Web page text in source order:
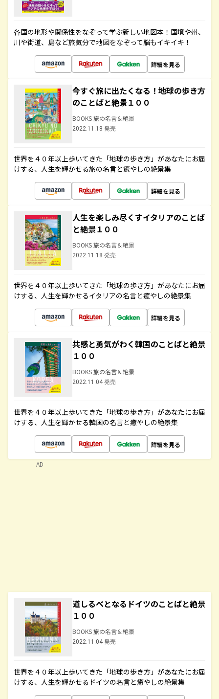
各国の地形や関係性をなぞって学ぶ新しい地図本！国境や州、
川や街道、島など旅気分で地図をなぞって脳もイキイキ！
詳細を見る
今すぐ旅に出たくなる！地球の歩き方
のことばと絶景１００
BOOKS 旅の名言＆絶景
2022.11.18 発売
世界を４０年以上歩いてきた「地球の歩き方」があなたにお届
けする、人生を輝かせる旅の名言と癒やしの絶景集
詳細を見る
人生を楽しみ尽くすイタリアのことば
と絶景１００
BOOKS 旅の名言＆絶景
2022.11.18 発売
世界を４０年以上歩いてきた「地球の歩き方」があなたにお届
けする、人生を輝かせるイタリアの名言と癒やしの絶景集
詳細を見る
共感と勇気がわく韓国のことばと絶景
１００
BOOKS 旅の名言＆絶景
2022.11.04 発売
世界を４０年以上歩いてきた「地球の歩き方」があなたにお届
けする、人生を輝かせる韓国の名言と癒やしの絶景集
詳細を見る
道しるべとなるドイツのことばと絶景
１００
BOOKS 旅の名言＆絶景
2022.11.04 発売
世界を４０年以上歩いてきた「地球の歩き方」があなたにお届
けする、人生を輝かせるドイツの名言と癒やしの絶景集
AD